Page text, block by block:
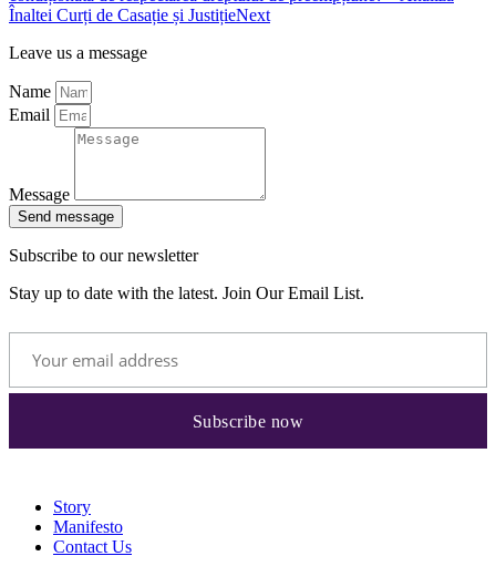
Înaltei Curți de Casație și JustițieNext
Leave us a message
Name
Email
Message
Send message
Subscribe to our newsletter
Stay up to date with the latest. Join Our Email List.
Story
Manifesto
Contact Us